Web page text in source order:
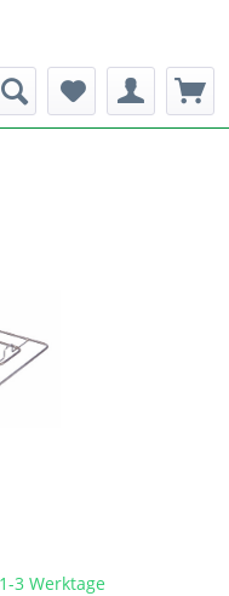
3 Werktage